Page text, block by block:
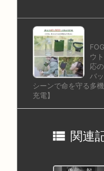
ウ
応
バ
シーンで命を守る多
充電】
 関連